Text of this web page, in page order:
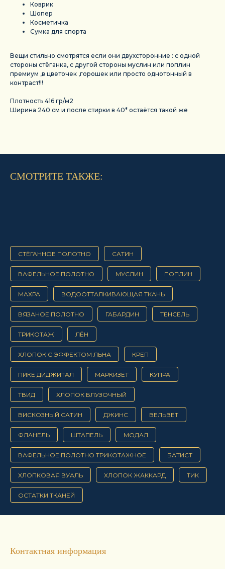
Коврик
Шопер
Косметичка
Сумка для спорта
Вещи стильно смотрятся если они двухсторонние : с одной
стороны стёганка, с другой стороны муслин или поплин
премиум ,в цветочек ,горошек или просто однотонный в
контраст!!!
Плотность 416 гр/м2
Ширина 240 см и после стирки в 40* остаётся такой же
СМОТРИТЕ ТАКЖЕ:
СТЁГАННОЕ ПОЛОТНО САТИН
ВАФЕЛЬНОЕ ПОЛОТНО МУСЛИН ПОПЛИН
МАХРА ВОДООТТАЛКИВАЮЩАЯ ТКАНЬ
ВЯЗАНОЕ ПОЛОТНО ГАБАРДИН ТЕНСЕЛЬ
ТРИКОТАЖ ЛЁН
ХЛОПОК С ЭФФЕКТОМ ЛЬНА КРЕП
ПИКЕ ДИДЖИТАЛ МАРКИЗЕТ КУПРА
ТВИД ХЛОПОК БЛУЗОЧНЫЙ
ВИСКОЗНЫЙ САТИН ДЖИНС ВЕЛЬВЕТ
ФЛАНЕЛЬ ШТАПЕЛЬ МОДАЛ
ВАФЕЛЬНОЕ ПОЛОТНО ТРИКОТАЖНОЕ БАТИСТ
ХЛОПКОВАЯ ВУАЛЬ ХЛОПОК ЖАККАРД ТИК
ОСТАТКИ ТКАНЕЙ
Контактная информация